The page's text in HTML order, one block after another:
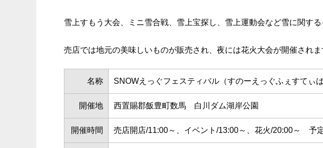
雪上すもう大会、ミニ雪合戦、雪上宝探し、雪上運動会など雪に関する
売店では地元の美味しいものが販売され、夜には花火大会が開催されま
名称 SNOWえっぐフェスティバル（すのーえっぐふぇすてぃば
開催地 西置賜郡飯豊町数馬 白川ダム湖岸公園
開催時間 売店開店/11:00～、イベント/13:00～、花火/20:00～ 予